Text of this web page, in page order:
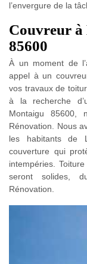
l’envergure de la
Couvreur à
85600
À un moment de
appel à un
vos travaux de
à la recherche
Montaigu 85600,
Rénovation. Nous
les habitants de
couverture qui
intempéries.
seront solides,
Rénovation.